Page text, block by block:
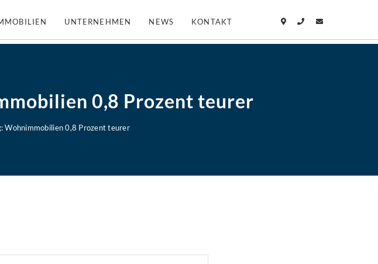
UNTERNEHMEN NEWS KONTAKT
0,8 Prozent teurer
Wohnimmobilien 0,8 Prozent teurer